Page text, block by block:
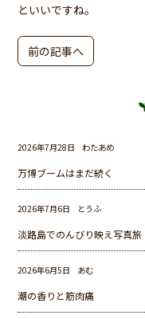
といいですね｡
前の記事へ
2026年7月28日 わたあめ
万博ブームはまだ続く
2026年7月6日 とうふ
淡路島でのんびり映え写真旅
2026年6月5日 あむ
潮の香りと筋肉痛